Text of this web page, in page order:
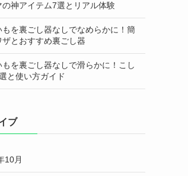
の神アイテム7選とリアル体験
もを裏ごし器なしでなめらかに！簡
ザとおすすめ裏ごし器
もを裏ごし器なしで滑らかに！こし
と使い方ガイド
ブ
10月